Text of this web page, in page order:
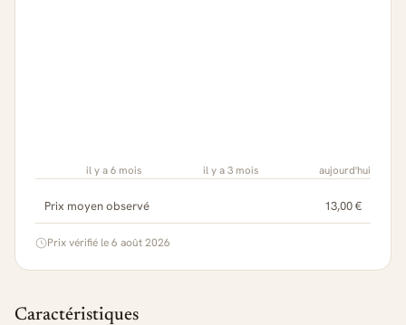
il y a 6 mois il y a 3 mois aujourd'hui
Prix moyen observé 13,00 €
Prix vérifié le 6 août 2026
Caractéristiques